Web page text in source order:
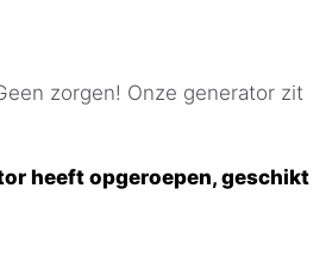
zorgen! Onze generator zit
heeft opgeroepen, geschikt